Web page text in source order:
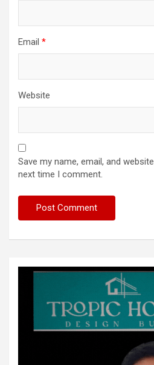
Email *
Website
Save my name, email, and
next time I comment.